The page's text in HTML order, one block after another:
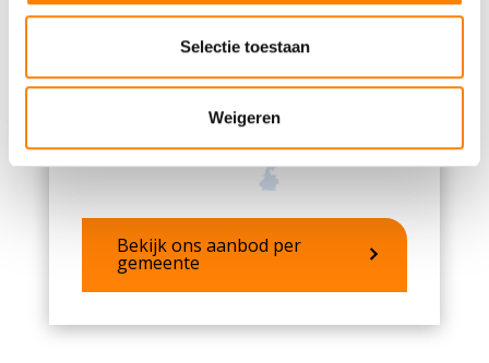
partners voor social media, adverteren en analyse. Deze
partners kunnen deze gegevens combineren met andere
verzameld op basis van uw gebruik van hun services.
Selectie toestaan
Weigeren
Bekijk ons aanbod per
gemeente